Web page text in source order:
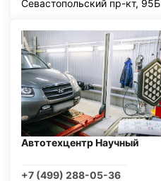
Севастопольский пр-кт, 95Б
Автотехцентр Научный
+7 (499) 288-05-36